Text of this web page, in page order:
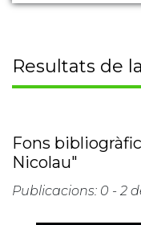
Resultats de
Fons
Nicolau"
Publicacions: 0 - 2